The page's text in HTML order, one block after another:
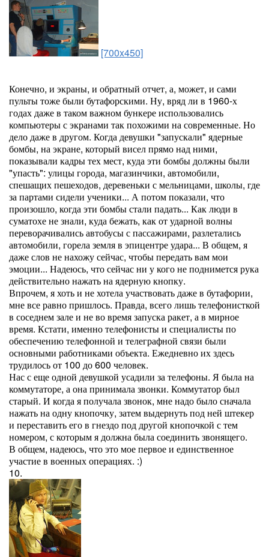
[700x450]
Конечно, и экраны, и обратный отчет, а, может, и сами
пульты тоже были бутафорскими. Ну, вряд ли в 1960-х
годах даже в таком важном бункере использовались
компьютеры с экранами так похожими на современные. Но
дело даже в другом. Когда девушки "запускали" ядерные
бомбы, на экране, который висел прямо над ними,
показывали кадры тех мест, куда эти бомбы должны были
"упасть": улицы города, магазинчики, автомобили,
спешащих пешеходов, деревеньки с мельницами, школы, где
за партами сидели ученики... А потом показали, что
произошло, когда эти бомбы стали падать... Как люди в
суматохе не знали, куда бежать, как от ударной волны
переворачивались автобусы с пассажирами, разлетались
автомобили, горела земля в эпицентре удара... В общем, я
даже слов не нахожу сейчас, чтобы передать вам мои
эмоции... Надеюсь, что сейчас ни у кого не поднимется рука
действительно нажать на ядерную кнопку.
Впрочем, я хоть и не хотела участвовать даже в бутафории,
мне все равно пришлось. Правда, всего лишь телефонисткой
в соседнем зале и не во время запуска ракет, а в мирное
время. Кстати, именно телефонисты и специалисты по
обеспечению телефонной и телеграфной связи были
основными работниками объекта. Ежедневно их здесь
трудилось от 100 до 600 человек.
Нас с еще одной девушкой усадили за телефоны. Я была на
коммутаторе, а она принимала звонки. Коммутатор был
старый. И когда я получала звонок, мне надо было сначала
нажать на одну кнопочку, затем выдернуть под ней штекер
и переставить его в гнездо под другой кнопочкой с тем
номером, с которым я должна была соединить звонящего.
В общем, надеюсь, что это мое первое и единственное
участие в военных операциях. :)
10.